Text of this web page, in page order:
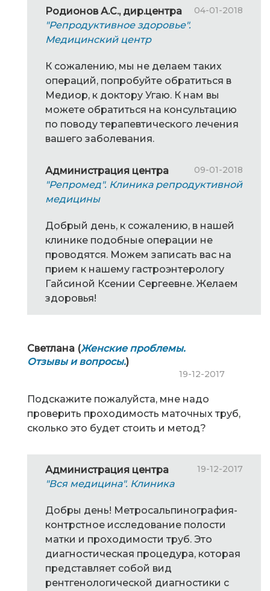
Родионов А.С., дир.центра 04-01-2018
"Репродуктивное здоровье".
Медицинский центр
К сожалению, мы не делаем таких
операций, попробуйте обратиться в
Медиор, к доктору Угаю. К нам вы
можете обратиться на консультацию
по поводу терапевтического лечения
вашего заболевания.
Администрация центра 09-01-2018
"Репромед". Клиника репродуктивной
медицины
Добрый день, к сожалению, в нашей
клинике подобные операции не
проводятся. Можем записать вас на
прием к нашему гастроэнтерологу
Гайсиной Ксении Сергеевне. Желаем
здоровья!
Светлана (Женские проблемы.
Отзывы и вопросы.)
19-12-2017
Подскажите пожалуйста, мне надо
проверить проходимость маточных труб,
сколько это будет стоить и метод?
Администрация центра 19-12-2017
"Вся медицина". Клиника
Добры день! Метросальпинография-
контрстное исследование полости
матки и проходимости труб. Это
диагностическая процедура, которая
представляет собой вид
рентгенологической диагностики с